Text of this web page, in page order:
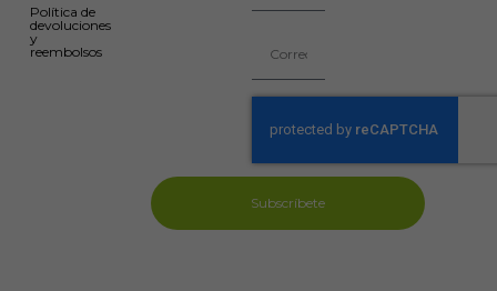
Política de
devoluciones
y
reembolsos
Subscríbete